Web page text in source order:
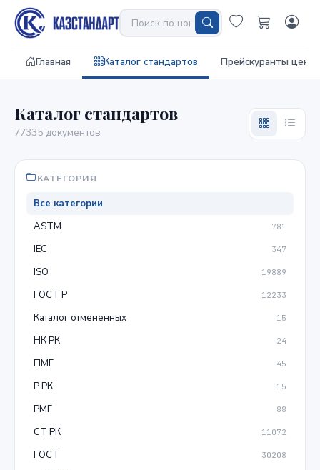
Главная Каталог стандартов Прейскуранты цен
Каталог стандартов
77335 документов
КАТЕГОРИЯ
Все категории
ASTM
781
IEC 347
ISO 19889
ГОСТ Р 12233
Каталог отмененных 15
НК РК 24
ПМГ 45
Р РК 15
РМГ 88
СТ РК 11072
ГОСТ 30208